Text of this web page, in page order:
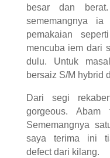
besar dan
sememangnya ia
pemakaian
mencuba iem dari
dulu. Untuk
bersaiz S/M hybrid
Dari segi
gorgeous.
Sememangnya
saya terima ini
defect dari kilang.